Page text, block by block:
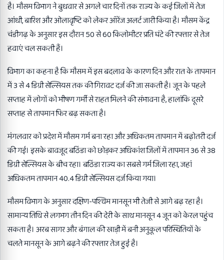
है। मौसम विभाग ने बुधवार से अगले चार दिनों तक राज्य के कई जिलों में तेज
आंधी, बारिश और ओलावृष्टि को लेकर ऑरेंज अलर्ट जारी किया है। मौसम केंद्र
चंडीगढ़ के अनुसार इस दौरान 50 से 60 किलोमीटर प्रति घंटे की रफ्तार से तेज
हवाएं चल सकती हैं।
विभाग का कहना है कि मौसम में इस बदलाव के कारण दिन और रात के तापमान
में 3 से 4 डिग्री सेल्सियस तक की गिरावट दर्ज की जा सकती है। जून के पहले
सप्ताह में लोगों को भीषण गर्मी से राहत मिलने की संभावना है, हालांकि दूसरे
सप्ताह से तापमान फिर बढ़ सकता है।
मंगलवार को प्रदेश में मौसम गर्म बना रहा और अधिकतम तापमान में बढ़ोतरी दर्ज
की गई। इसके बावजूद बठिंडा को छोड़कर अधिकांश जिलों में तापमान 36 से 38
डिग्री सेल्सियस के बीच रहा। बठिंडा राज्य का सबसे गर्म जिला रहा, जहां
अधिकतम तापमान 40.4 डिग्री सेल्सियस दर्ज किया गया।
मौसम विभाग के अनुसार दक्षिण-पश्चिम मानसून भी तेजी से आगे बढ़ रहा है।
सामान्य तिथि से लगभग तीन दिन की देरी के साथ मानसून 4 जून को केरल पहुंच
सकता है। अरब सागर और बंगाल की खाड़ी में बनी अनुकूल परिस्थितियों के
चलते मानसून के आगे बढ़ने की रफ्तार तेज हुई है।